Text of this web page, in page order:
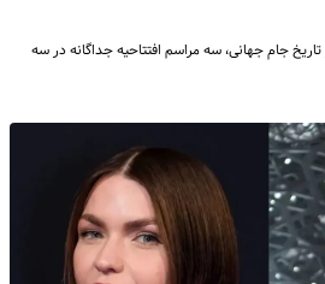
تاریخ جام جهانی، سه مراسم افتتاحیه جداگانه در سه